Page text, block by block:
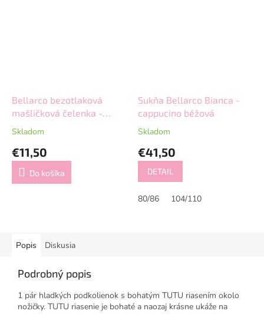
Bellarco bezotlaková
mašličková čelenka -
Skladom
€11,50
Do košíka
Sukňa Bellarco Bianca -
cappucino béžová
Skladom
€41,50
DETAIL
80/86 104/110
Popis Diskusia
Podrobný popis
1 pár hladkých podkolienok s bohatým TUTU riasením okolo
nožičky. TUTU riasenie je bohaté a naozaj krásne ukáže na